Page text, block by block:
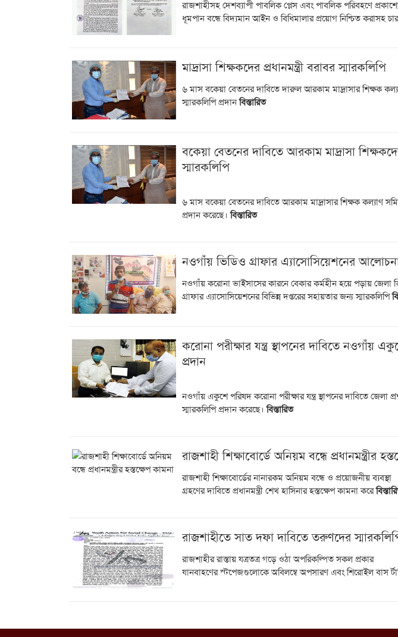
রাজশাহীসহ দেশব্যাপী পাবলিক প্লেস এবং পাবলিক পরিবহণে
ধূমপান বন্ধে বিদ্যমান আইন ও বিধিমালার প্রয়োগ নিশ্চিত করাসহ
মাদ্রাসা শিক্ষকদের প্রধানমন্ত্রী বরাবর স্মারকলিপি
৬ মাস বকেয়া বেতনের দাবিতে দারুল আরকাম মাদ্রাসার শিক্ষক
স্মারকলিপি প্রদানবিস্তারিত
বকেয়া বেতনের দাবিতে আরকাম মাদ্রাসা
স্মারকলিপি
৬ মাস বকেয়া বেতনের দাবিতে আরকাম মাদ্রাসার শিক্ষক কল্যাণ
প্রদান করেছে।বিস্তারিত
নওগাঁয় ভিডিও গ্রাফার এ্যাসোসিয়েশনের
নওগাঁয় করোনা ভাইসাসের কারনে বেকার কর্মহীন হয়ে পড়ায় জেলা
গ্রাফার এ্যাসোসিয়েশনের বিভিন্ন দপ্তরের সহায়তার জন্য স্মারকলিপি
করোনা পরীক্ষার যন্ত্র স্থাপনের দাবিতে নওগাঁয়
প্রদান
নওগাঁয় একুশে পরিষদ করোনা পরীক্ষার যন্ত্র স্থাপনের দাবিতে জেলা
স্মারকলিপি প্রদান করেছে।বিস্তারিত
রাজশাহী শিক্ষাবোর্ডে অনিয়ম বন্ধে প্রধানমন্ত্রীর
রাজশাহী শিক্ষাবোর্ডের নানারকম অনিয়ম বন্ধে ও প্রয়োজনীয় ব্যবস্থা
গ্রহণের দাবিতে প্রধানমন্ত্রী শেখ হাসিনার হস্তক্ষেপ কামনা করে
রাজশাহীতে সাত দফা দাবিতে তরুণদের
রাজশাহীর রাস্তায় যত্রতত্র গড়ে ওঠা অপরিকল্পিত সকল প্রকার
যানবাহণের স্টপেজগুলোকে অবিলম্বে অপসারণ এবং শিরোইল বাস